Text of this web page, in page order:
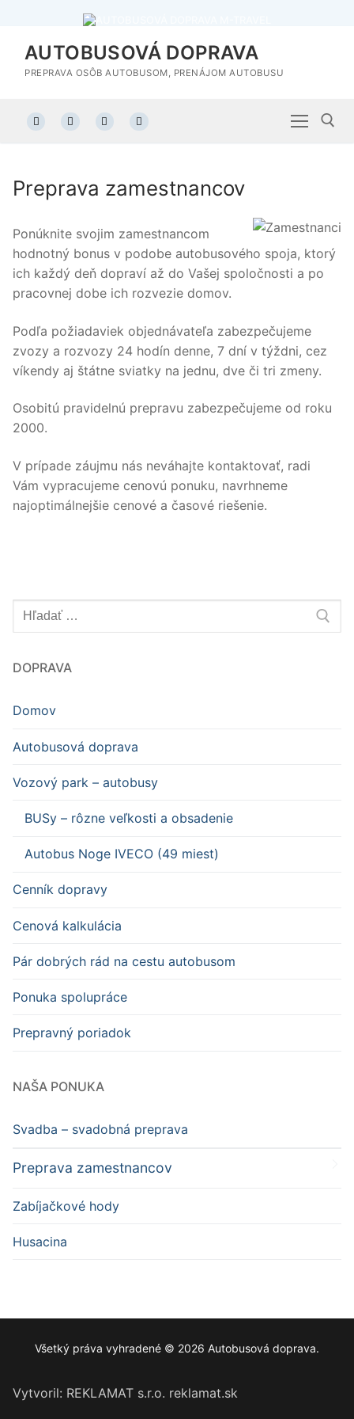
obsahAUTOBUSOVÁ DOPRAVA
PREPRAVA OSÔB AUTOBUSOM, PRENÁJOM AUTOBUSU
Hľadať:
Preprava zamestnancov
Ponúknite svojim zamestnancom
hodnotný bonus v podobe autobusového spoja, ktorý
ich každý deň dopraví až do Vašej spoločnosti a po
pracovnej dobe ich rozvezie domov.
Podľa požiadaviek objednávateľa zabezpečujeme
zvozy a rozvozy 24 hodín denne, 7 dní v týždni, cez
víkendy aj štátne sviatky na jednu, dve či tri zmeny.
Osobitú pravidelnú prepravu zabezpečujeme od roku
2000.
V prípade záujmu nás neváhajte kontaktovať, radi
Vám vypracujeme cenovú ponuku, navrhneme
najoptimálnejšie cenové a časové riešenie.
Hľadať:
DOPRAVA
Domov
Autobusová doprava
Vozový park – autobusy
BUSy – rôzne veľkosti a obsadenie
Autobus Noge IVECO (49 miest)
Cenník dopravy
Cenová kalkulácia
Pár dobrých rád na cestu autobusom
Ponuka spolupráce
Prepravný poriadok
NAŠA PONUKA
Svadba – svadobná preprava
Preprava zamestnancov
Zabíjačkové hody
Husacina
Všetký práva vyhradené © 2026 Autobusová doprava.
Vytvoril: REKLAMAT s.r.o. reklamat.sk